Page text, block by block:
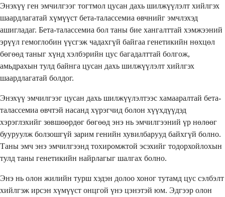
Энэхүү ген эмчилгээг тогтмол цусан дахь шилжүүлэлт хийлгэх
шаардлагатай хүмүүст бета-талассемиа өвчнийг эмчлэхэд
ашигладаг. Бета-талассемиа бол таны бие хангалттай хэмжээний
эрүүл гемоглобин үүсгэж чадахгүй байгаа генетикийн нөхцөл
бөгөөд таныг хүнд хэлбэрийн цус багадалттай болгож,
амьдрахын тулд байнга цусан дахь шилжүүлэлт хийлгэх
шаардлагатай болдог.
Энэхүү эмчилгээг цусан дахь шилжүүлэлтээс хамааралтай бета-
талассемиа өвчтэй насанд хүрэгчид болон хүүхдүүдэд
хэрэглэхийг зөвшөөрдөг бөгөөд энэ нь эмчилгээний үр нөлөөг
бууруулж болзошгүй зарим генийн хувилбарууд байхгүй болно.
Таны эмч энэ эмчилгээнд тохиромжтой эсэхийг тодорхойлохын
тулд таны генетикийн найрлагыг шалгах болно.
Энэ нь олон жилийн турш хэдэн долоо хоног тутамд цус сэлбэлт
хийлгэж ирсэн хүмүүст онцгой үнэ цэнэтэй юм. Эдгээр олон